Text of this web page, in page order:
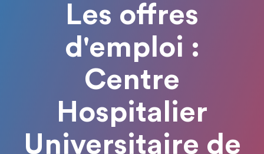
Les offres
d'emploi :
Centre
Hospitalier
Universitaire de